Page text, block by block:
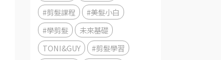
#剪髮課程
#美髮小白
#學剪髮
未來基礎
TONI&GUY
#剪髮學習